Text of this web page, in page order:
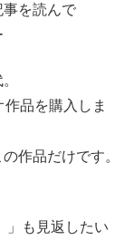
を読んで
品を購入しま
作品だけです。
」も見返したい